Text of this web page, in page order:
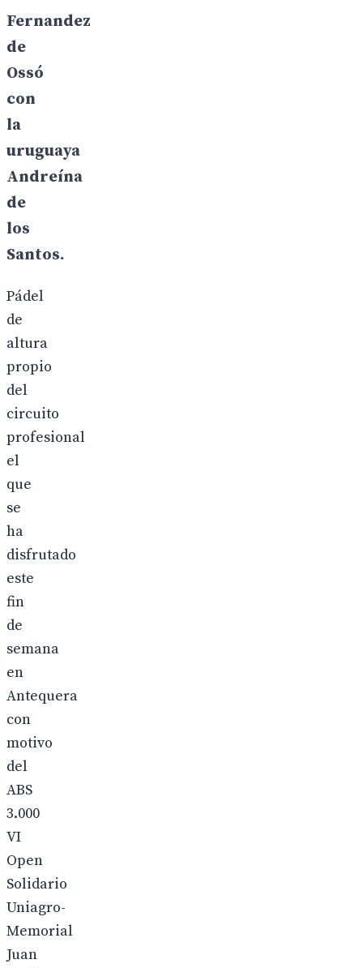
Fernandez
de
Ossó
con
la
uruguaya
Andreína
de
los
Santos.
Pádel
de
altura
propio
del
circuito
profesional
el
que
se
ha
disfrutado
este
fin
de
semana
en
Antequera
con
motivo
del
ABS
3.000
VI
Open
Solidario
Uniagro-
Memorial
Juan